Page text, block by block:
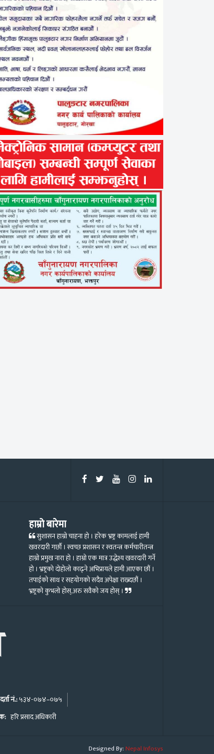
हाम्रो बारेमा
सुशासन हाम्रो चाहना हो । हरेक भ्रष्ट्र कामलाई हामी
खवरदारी गर्छौ । स्वच्छ प्रशासन र स्वतन्त्र कर्मचारीतन्त्र
हाम्रो प्रमुख नारा हो । हाम्रो एक मात्र उद्धेश्य खवरदारी गर्ने
हो । भ्रष्ट्रको दोहोलो काढ्ने अभिप्रायले हामी आएका छौं ।
तपाईको साथ र सहयोगको सदैव अपेक्षा राख्दछौं ।
भ्रष्ट्रको कुभलो होस्,अरु सवैको जय होस् ।
नं.:५३४-०७४–०७५
हरि प्रसाद अधिकारी
Designed By:Nepal Infosys